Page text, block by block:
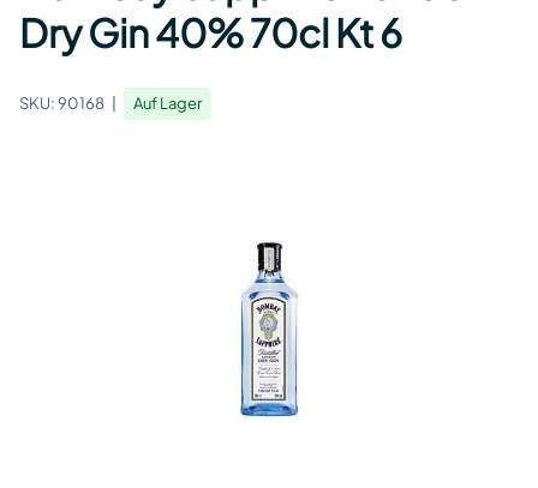
Dry Gin 40% 70cl Kt 6
SKU:90168 Auf Lager